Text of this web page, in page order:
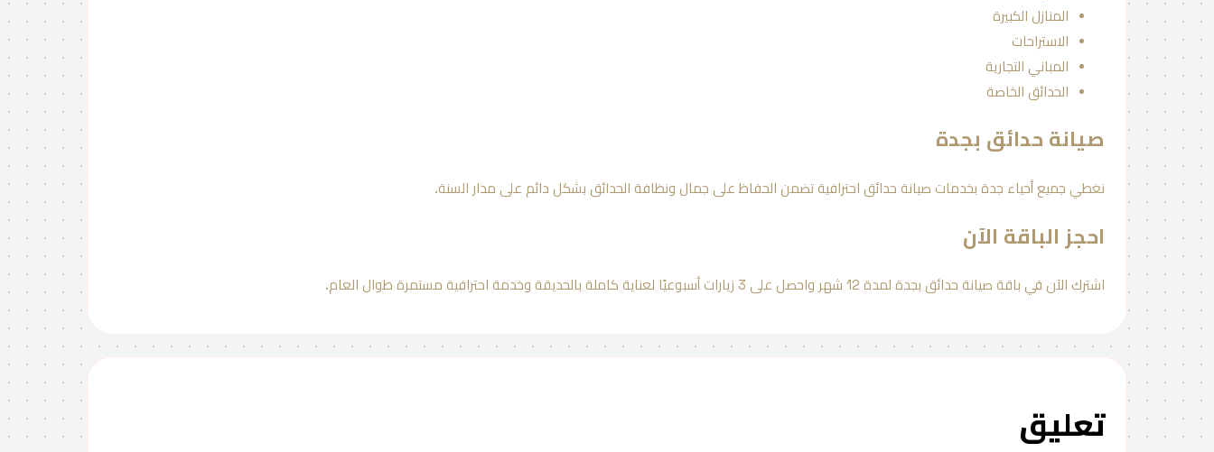
المنازل الكبيرة
الاستراحات
المباني التجارية
الحدائق الخاصة
صيانة حدائق بجدة
نغطي جميع أحياء جدة بخدمات صيانة حدائق احترافية تضمن الحفاظ على جمال ونظافة الحدائق بشكل دائم على مدار السنة.
احجز الباقة الآن
اشترك الآن في باقة صيانة حدائق بجدة لمدة 12 شهر واحصل على 3 زيارات أسبوعيًا لعناية كاملة بالحديقة وخدمة احترافية مستمرة طوال العام.
تعليق